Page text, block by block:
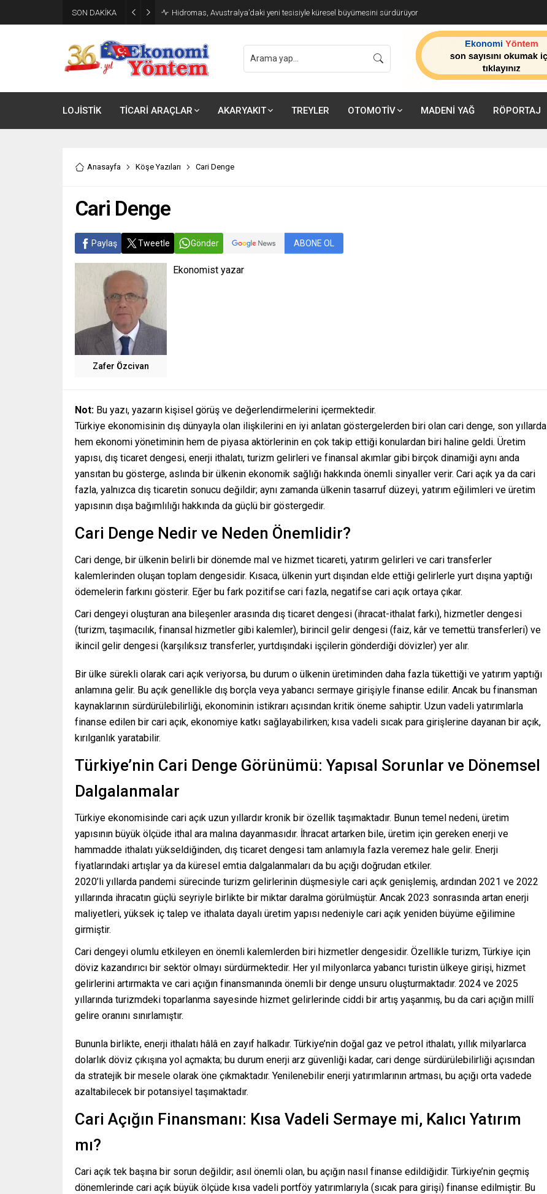
SON DAKİKA TÜRKONFED ve Kadoil’den İş Dünyasına Özel İş Birliği
LOJİSTİK TİCARİ ARAÇLAR AKARYAKIT TREYLER OTOMOTİV MADENİ YAĞ RÖPORTAJ
Anasayfa Köşe Yazıları Cari Denge
Cari Denge
Paylaş Tweetle Gönder ABONE OL
Zafer Özcivan
Ekonomist yazar
Not: Bu yazı, yazarın kişisel görüş ve değerlendirmelerini içermektedir.
Türkiye ekonomisinin dış dünyayla olan ilişkilerini en iyi anlatan göstergelerden biri olan cari denge, son yıllarda
hem ekonomi yönetiminin hem de piyasa aktörlerinin en çok takip ettiği konulardan biri haline geldi. Üretim
yapısı, dış ticaret dengesi, enerji ithalatı, turizm gelirleri ve finansal akımlar gibi birçok dinamiği aynı anda
yansıtan bu gösterge, aslında bir ülkenin ekonomik sağlığı hakkında önemli sinyaller verir. Cari açık ya da cari
fazla, yalnızca dış ticaretin sonucu değildir; aynı zamanda ülkenin tasarruf düzeyi, yatırım eğilimleri ve üretim
yapısının dışa bağımlılığı hakkında da güçlü bir göstergedir.
Cari Denge Nedir ve Neden Önemlidir?
Cari denge, bir ülkenin belirli bir dönemde mal ve hizmet ticareti, yatırım gelirleri ve cari transferler
kalemlerinden oluşan toplam dengesidir. Kısaca, ülkenin yurt dışından elde ettiği gelirlerle yurt dışına yaptığı
ödemelerin farkını gösterir. Eğer bu fark pozitifse cari fazla, negatifse cari açık ortaya çıkar.
Cari dengeyi oluşturan ana bileşenler arasında dış ticaret dengesi (ihracat-ithalat farkı), hizmetler dengesi
(turizm, taşımacılık, finansal hizmetler gibi kalemler), birincil gelir dengesi (faiz, kâr ve temettü transferleri) ve
ikincil gelir dengesi (karşılıksız transferler, yurtdışındaki işçilerin gönderdiği dövizler) yer alır.
Bir ülke sürekli olarak cari açık veriyorsa, bu durum o ülkenin üretiminden daha fazla tükettiği ve yatırım yaptığı
anlamına gelir. Bu açık genellikle dış borçla veya yabancı sermaye girişiyle finanse edilir. Ancak bu finansman
kaynaklarının sürdürülebilirliği, ekonominin istikrarı açısından kritik öneme sahiptir. Uzun vadeli yatırımlarla
finanse edilen bir cari açık, ekonomiye katkı sağlayabilirken; kısa vadeli sıcak para girişlerine dayanan bir açık,
kırılganlık yaratabilir.
Türkiye’nin Cari Denge Görünümü: Yapısal Sorunlar ve Dönemsel
Dalgalanmalar
Türkiye ekonomisinde cari açık uzun yıllardır kronik bir özellik taşımaktadır. Bunun temel nedeni, üretim
yapısının büyük ölçüde ithal ara malına dayanmasıdır. İhracat artarken bile, üretim için gereken enerji ve
hammadde ithalatı yükseldiğinden, dış ticaret dengesi tam anlamıyla fazla veremez hale gelir. Enerji
fiyatlarındaki artışlar ya da küresel emtia dalgalanmaları da bu açığı doğrudan etkiler.
2020’li yıllarda pandemi sürecinde turizm gelirlerinin düşmesiyle cari açık genişlemiş, ardından 2021 ve 2022
yıllarında ihracatın güçlü seyriyle birlikte bir miktar daralma görülmüştür. Ancak 2023 sonrasında artan enerji
maliyetleri, yüksek iç talep ve ithalata dayalı üretim yapısı nedeniyle cari açık yeniden büyüme eğilimine
girmiştir.
Cari dengeyi olumlu etkileyen en önemli kalemlerden biri hizmetler dengesidir. Özellikle turizm, Türkiye için
döviz kazandırıcı bir sektör olmayı sürdürmektedir. Her yıl milyonlarca yabancı turistin ülkeye girişi, hizmet
gelirlerini artırmakta ve cari açığın finansmanında önemli bir denge unsuru oluşturmaktadır. 2024 ve 2025
yıllarında turizmdeki toparlanma sayesinde hizmet gelirlerinde ciddi bir artış yaşanmış, bu da cari açığın millî
gelire oranını sınırlamıştır.
Bununla birlikte, enerji ithalatı hâlâ en zayıf halkadır. Türkiye’nin doğal gaz ve petrol ithalatı, yıllık milyarlarca
dolarlık döviz çıkışına yol açmakta; bu durum enerji arz güvenliği kadar, cari denge sürdürülebilirliği açısından
da stratejik bir mesele olarak öne çıkmaktadır. Yenilenebilir enerji yatırımlarının artması, bu açığı orta vadede
azaltabilecek bir potansiyel taşımaktadır.
Cari Açığın Finansmanı: Kısa Vadeli Sermaye mi, Kalıcı Yatırım
mı?
Cari açık tek başına bir sorun değildir; asıl önemli olan, bu açığın nasıl finanse edildiğidir. Türkiye’nin geçmiş
dönemlerinde cari açık büyük ölçüde kısa vadeli portföy yatırımlarıyla (sıcak para girişi) finanse edilmiştir. Bu